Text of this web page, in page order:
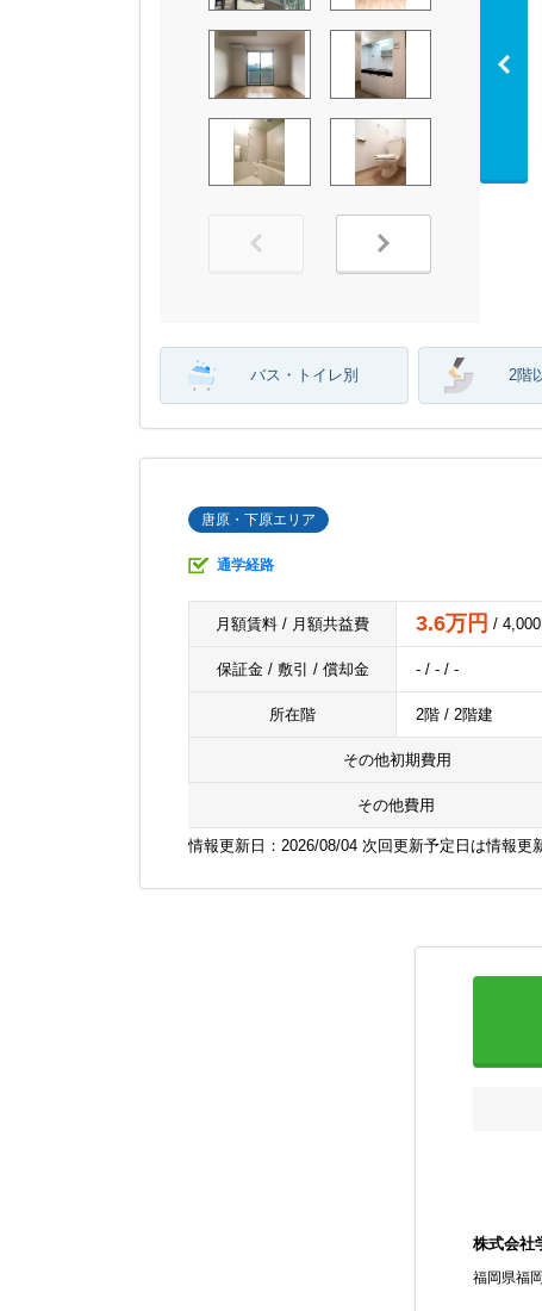
バス・トイレ別 2階
唐原・下原エリア
通学経路
月額賃料 / 月額共益費 3.6万円 /
保証金 / 敷引 / 償却金 - / - / -
所在階 2階 / 2階建
その他初期費用
その他費用
情報更新日：2026/08/04 次回更新予定日は情報更
株式会社
福岡県福